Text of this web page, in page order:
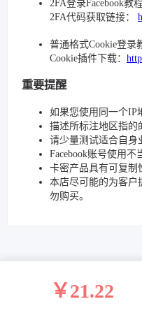
2FA登录Facebook教程
2FA代码获取链接：
普通格式Cookie登录
Cookie插件下载：
重要提醒
如果您使用同一个IP
描述所标注地区指的
请少量测试适合自身
Facebook账号使用
卡密产品具有可复制
本店尽可能的为客户
勿购买。
￥21.22